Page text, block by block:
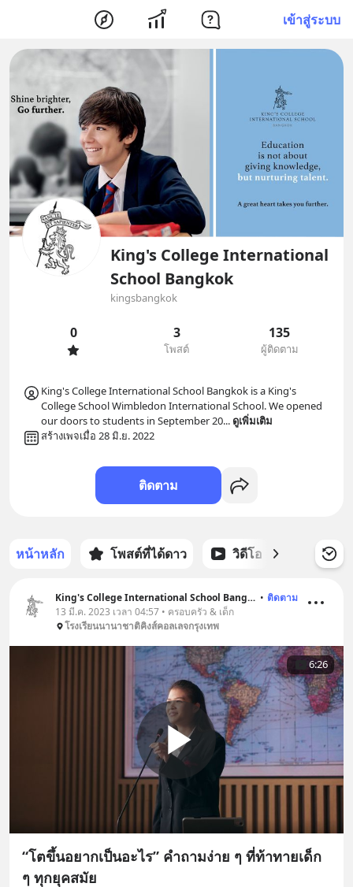
เข้าสู่ระบบ
King's College International
School Bangkok
kingsbangkok
0 3
โพสต์
135
ผู้ติดตาม
King's College International School Bangkok is a King's
College School Wimbledon International School. We opened
our doors to students in September 20... ดูเพิ่มเติม
สร้างเพจเมื่อ 28 มิ.ย. 2022
ติดตาม
หน้าหลัก โพสต์ที่ได้ดาว วิดีโอ พอดแ
King's College International School Bangkok • ติดตาม
13 มี.ค. 2023 เวลา 04:57 • ครอบครัว & เด็ก
โรงเรียนนานาชาติคิงส์คอลเลจกรุงเทพ
6:26
“โตขึ้นอยากเป็นอะไร” คำถามง่าย ๆ ที่ท้าทายเด็ก
ๆ ทุกยุคสมัย